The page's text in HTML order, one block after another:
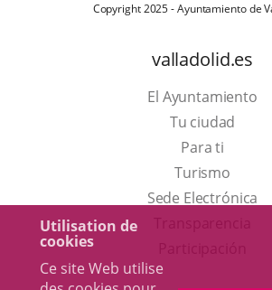
Utilisation de
cookies
Ce site Web utilise
Copyright 2025 - Ayuntamiento de
valladolid.es
El Ayuntamiento
Tu ciudad
Para ti
TurismoEste
enlace
Sede Electrónica